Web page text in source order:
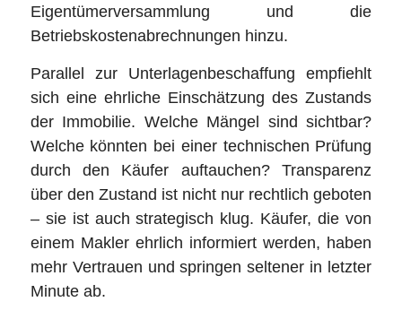
Eigentümerversammlung und die
Betriebskostenabrechnungen hinzu.
Parallel zur Unterlagenbeschaffung empfiehlt
sich eine ehrliche Einschätzung des Zustands
der Immobilie. Welche Mängel sind sichtbar?
Welche könnten bei einer technischen Prüfung
durch den Käufer auftauchen? Transparenz
über den Zustand ist nicht nur rechtlich geboten
– sie ist auch strategisch klug. Käufer, die von
einem Makler ehrlich informiert werden, haben
mehr Vertrauen und springen seltener in letzter
Minute ab.